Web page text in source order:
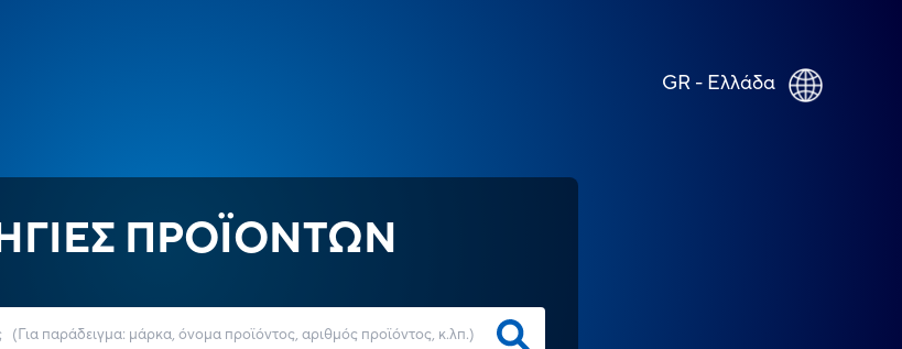
GR - Ελλάδα
ΠΡΟΪΟΝΤΩΝ